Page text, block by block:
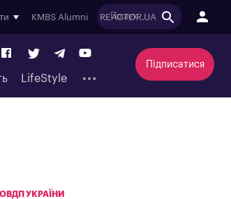
KMBS Alumni REACTOR.UA
LifeStyle
Підписатися
ОВДП УКРАЇНИ